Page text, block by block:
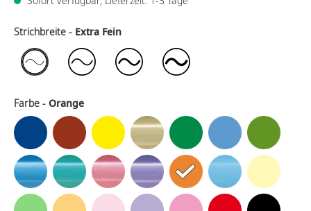
Strichbreite - Extra Fein
Farbe - Orange